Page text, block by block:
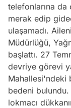
telefonlarına
merak edip
ulaşamadı.
Müdürlüğü,
başlattı. 27
devriye görevi
Mahallesi'ndeki
bedeni bulundu.
lokmacı